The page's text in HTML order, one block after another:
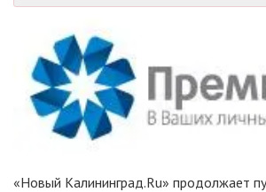
«Новый Калининград.Ru» продолжает